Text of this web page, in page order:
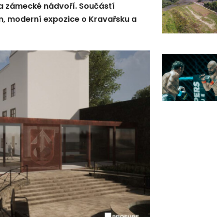
zámecké nádvoří. Součástí
moderní expozice o Kravařsku a